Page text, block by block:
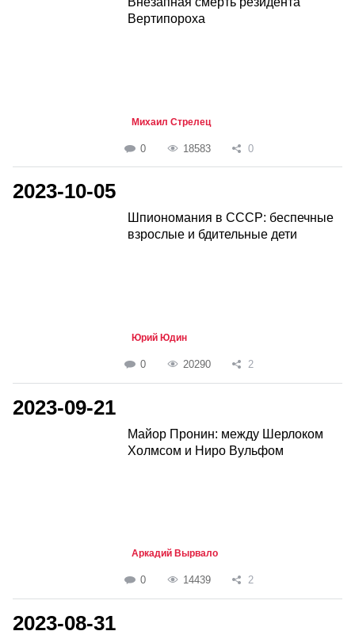
Вертипороха
Михаил Стрелец
0 18583 0
2023-10-05
Шпиономания в СССР: беспечные
взрослые и бдительные дети
Юрий Юдин
0 20290 2
2023-09-21
Майор Пронин: между Шерлоком
Холмсом и Ниро Вульфом
Аркадий Вырвало
0 14439 2
2023-08-31